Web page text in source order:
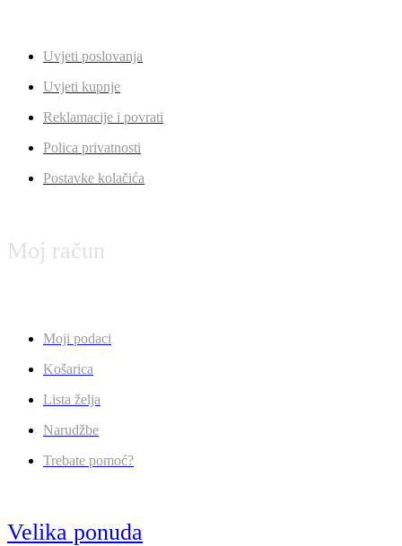
Uvjeti poslovanja
Uvjeti kupnje
Reklamacije i povrati
Polica privatnosti
Postavke kolačića
Moj račun
Moji podaci
Košarica
Lista želja
Narudžbe
Trebate pomoć?
Velika ponuda